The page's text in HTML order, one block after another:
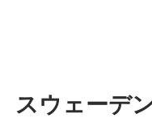
スウェーデ